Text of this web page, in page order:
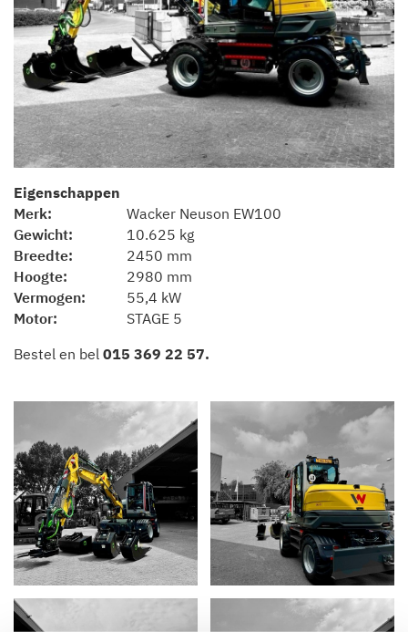
Eigenschappen
Merk
Wacker Neuson EW100
Gewicht
10.625 kg
Breedte
2450 mm
Hoogte
2980 mm
Vermogen
55,4 kW
Motor
STAGE 5
Bestel en bel 015 369 22 57.